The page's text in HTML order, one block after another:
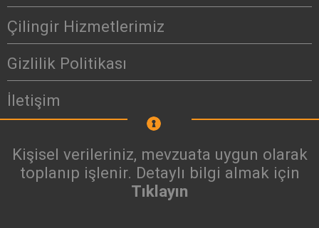
Çilingir Hizmetlerimiz
Gizlilik Politikası
İletişim
Kişisel verileriniz, mevzuata uygun olarak
toplanıp işlenir. Detaylı bilgi almak için
Tıklayın